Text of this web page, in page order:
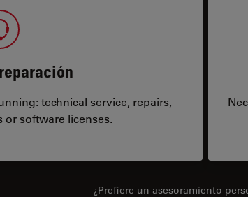
technical service, repairs,
or software licenses.
¿Prefiere un asesoramiento